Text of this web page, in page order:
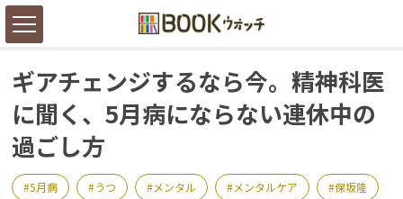
ギアチェンジするなら今。精神科医
に聞く、5月病にならない連休中の
過ごし方
5月病 うつ メンタル メンタルケア 保坂隆